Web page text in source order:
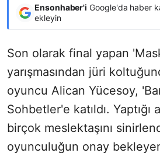
Ensonhaber'i Google'da haber
ekleyin
Son olarak final yapan
yarışmasından jüri
oyuncu Alican Yücesoy,
Sohbetler'e katıldı. Yaptığı
birçok meslektaşını
oyunculuğun onay